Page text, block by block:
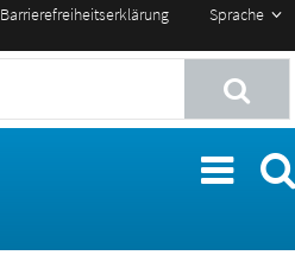
Sprache
Barrierefreiheitserklärung